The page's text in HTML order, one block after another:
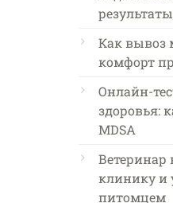
результаты
Как вывоз
комфорт
Онлайн-
здоровья:
MDSA
Ветеринар
клинику и
питомцем